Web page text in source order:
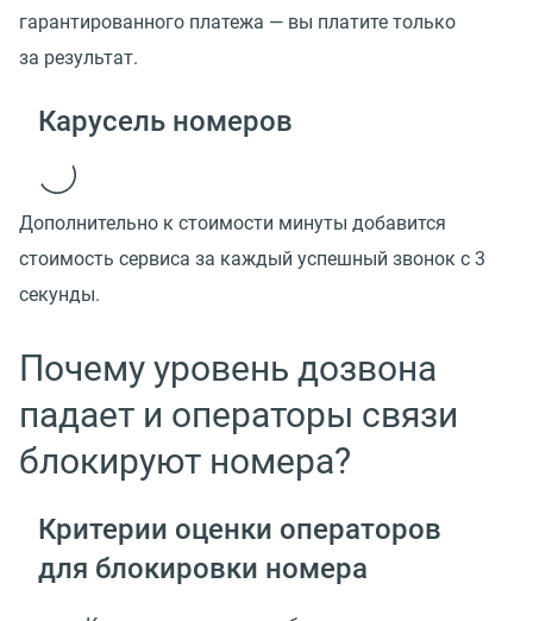
гарантированного платежа — вы платите только
за результат.
Карусель номеров
Дополнительно к стоимости минуты добавится
стоимость сервиса за каждый успешный звонок с 3
секунды.
Почему уровень дозвона
падает и операторы связи
блокируют номера?
Критерии оценки операторов
для блокировки номера